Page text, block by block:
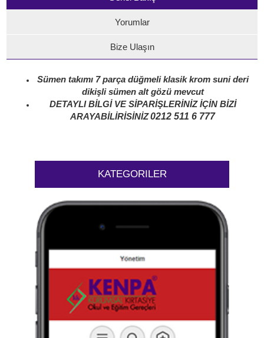
Yorumlar
Bize Ulaşın
Sümen takımı 7 parça düğmeli klasik krom suni deri
dikişli sümen alt gözü mevcut
DETAYLI BİLGİ VE SİPARİŞLERİNİZ İÇİN BİZİ
ARAYABİLİRİSİNİZ0212 511 6 777
KATEGORILER